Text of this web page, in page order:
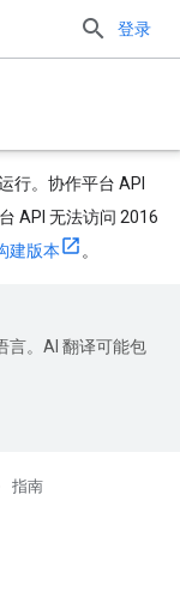
登录
行。协作平台 API
API 无法访问 2016
建版本 。
言。AI 翻译可能包
指南